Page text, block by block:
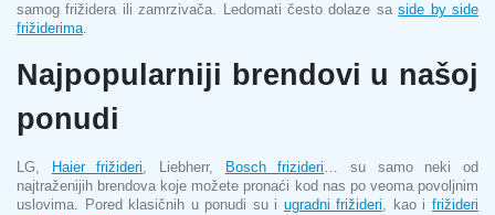
samog frižidera ili zamrzivača. Ledomati često dolaze saside by side
frižiderima
Najpopularniji brendovi u našoj
ponudi
LG, Haier frižideri, Liebherr, Bosch frizideri… su samo neki od
najtraženijih brendova koje možete pronaći kod nas po veoma povoljnim
uslovima. Pored klasičnih u ponudi su i ugradni frižideri, kao ifrižideri